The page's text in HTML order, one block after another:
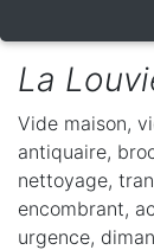
La
Vide maison,
antiquaire,
nettoyage,
encombrant,
urgence,